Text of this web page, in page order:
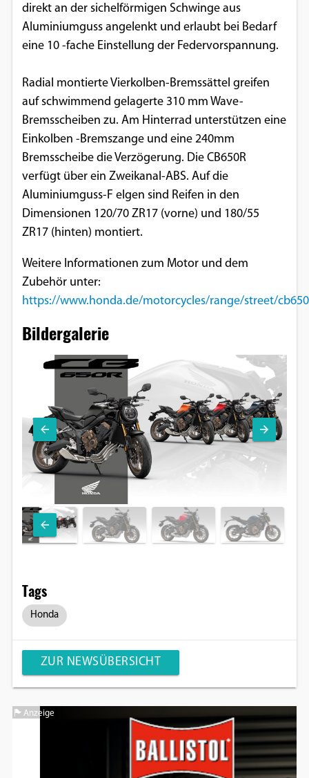
direkt an der sichelförmigen Schwinge aus
Aluminiumguss angelenkt und erlaubt bei Bedarf
eine 10­ -fache Einstellung der Federvorspannung.
Radial montierte Vierkolben­-Bremssättel greifen
auf schwimmend gelagerte 310 mm Wave-
Bremsscheiben zu. Am Hinterrad unterstützen eine
Einkolben­ -Bremszange und eine 240mm
Bremsscheibe die Verzögerung. Die CB650R
verfügt über ein Zweikanal-ABS­. Auf die
Aluminiumguss-F elgen sind Reifen in den
Dimensionen 120/70 ZR17 (vorne) und 180/55
ZR17 (hinten) montiert.
Weitere Informationen zum Motor und dem
Zubehör unter:
https://www.honda.de/motorcycles/range/street/
Bildergalerie
Tags
Honda
ZUR NEWSÜBERSICHT
Anzeige